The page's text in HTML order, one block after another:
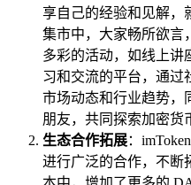
享自己的经验和见解，
集市中，大家畅所欲言
多彩的活动，如线上讲
习和交流的平台，通过
市场动态和行业趋势，
朋友，共同探索加密货
生态合作拓展：
进行广泛的合作，不断